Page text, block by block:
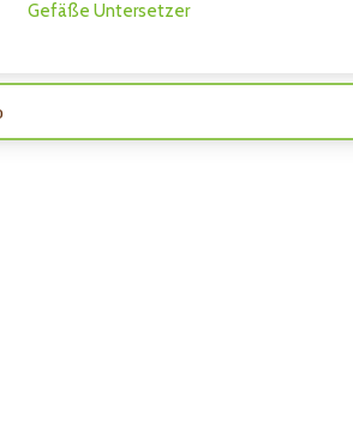
Gefäße Untersetzer